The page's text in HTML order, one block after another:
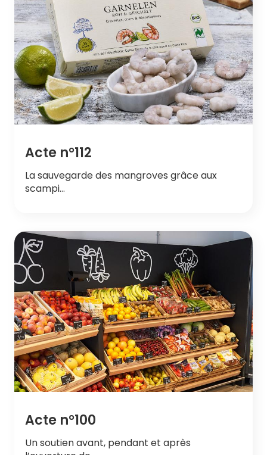
Acte n°112
La sauvegarde des mangroves grâce aux
scampi…
Acte n°100
Un soutien avant, pendant et après